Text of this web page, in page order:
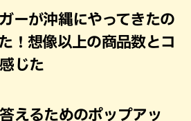
ーが沖縄にやってきたの
！想像以上の商品数とコ
じた
えるためのポップアッ